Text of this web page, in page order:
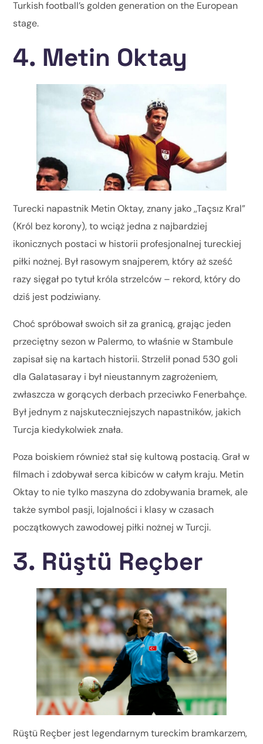
Turkish football’s golden generation on the European
stage.
4. Metin Oktay
Turecki napastnik Metin Oktay, znany jako ,,Taçsız Kral”
(Król bez korony), to wciąż jedna z najbardziej
ikonicznych postaci w historii profesjonalnej tureckiej
piłki nożnej. Był rasowym snajperem, który aż sześć
razy sięgał po tytuł króla strzelców – rekord, który do
dziś jest podziwiany.
Choć spróbował swoich sił za granicą, grając jeden
przeciętny sezon w Palermo, to właśnie w Stambule
zapisał się na kartach historii. Strzelił ponad 530 goli
dla Galatasaray i był nieustannym zagrożeniem,
zwłaszcza w gorących derbach przeciwko Fenerbahçe.
Był jednym z najskuteczniejszych napastników, jakich
Turcja kiedykolwiek znała.
Poza boiskiem również stał się kultową postacią. Grał w
filmach i zdobywał serca kibiców w całym kraju. Metin
Oktay to nie tylko maszyna do zdobywania bramek, ale
także symbol pasji, lojalności i klasy w czasach
początkowych zawodowej piłki nożnej w Turcji.
3. Rüştü Reçber
Rüştü Reçber jest legendarnym tureckim bramkarzem,